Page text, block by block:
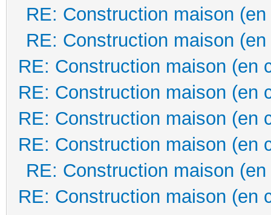
RE: Construction maison
RE: Construction maison
RE: Construction maison (en
RE: Construction maison (en
RE: Construction maison (en
RE: Construction maison (en
RE: Construction maison
RE: Construction maison (en